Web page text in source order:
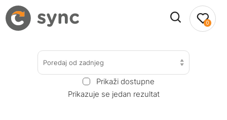
0
Poredaj od zadnjeg
Prikaži dostupne
Prikazuje se jedan rezultat